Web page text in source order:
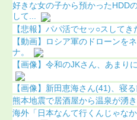
好きな女の子から預かったHDD
して...
【悲報】パパ活でセッ○スして
【動画】ロシア軍のドローンを
ナ。
【画像】令和のJKさん、あまり
【画像】新田恵海さん(41)、寝
熊本地震で居酒屋から温泉が湧
海外「日本なんて行くんじゃな